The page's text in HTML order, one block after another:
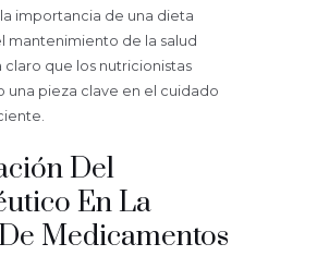
importancia de una dieta
mantenimiento de la salud
claro que los nutricionistas
una pieza clave en el cuidado
Del
En La
Medicamentos